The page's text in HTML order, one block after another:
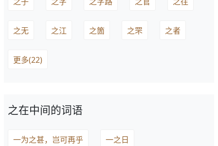
之无 之江 之箇 之罘 之者
更多(22)
之在中间的词语
一为之甚，岂可再乎 一之日